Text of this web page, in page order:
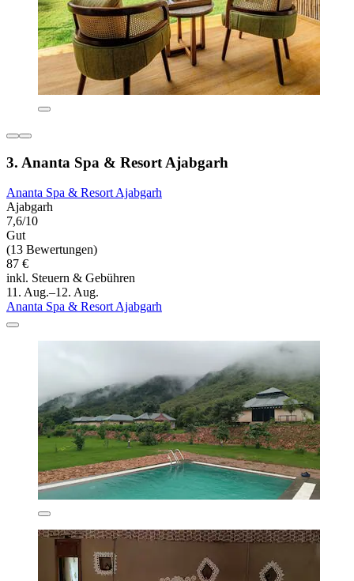
3. Ananta Spa & Resort Ajabgarh
Ananta Spa & Resort Ajabgarh
Ajabgarh
7,6/10
Gut
(13 Bewertungen)
87 €
inkl. Steuern & Gebühren
11. Aug.–12. Aug.
Ananta Spa & Resort Ajabgarh